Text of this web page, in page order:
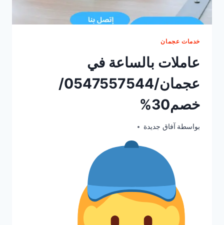
خدمات عجمان
عاملات بالساعة في
عجمان/0547557544/
خصم30%
بواسطة آفاق جديدة يونيو 22, 2025